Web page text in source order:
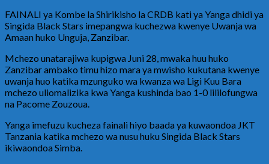
FAINALI ya Kombe la Shirikisho la CRDB kati ya Yanga dhidi ya
Singida Black Stars imepangwa kuchezwa kwenye Uwanja wa
Amaan huko Unguja, Zanzibar.
Mchezo unatarajiwa kupigwa Juni 28, mwaka huu huko
Zanzibar ambako timu hizo mara ya mwisho kukutana kwenye
uwanja huo katika mzunguko wa kwanza wa Ligi Kuu Bara
mchezo uliomalizika kwa Yanga kushinda bao 1-0 lililofungwa
na Pacome Zouzoua.
Yanga imefuzu kucheza fainali hiyo baada ya kuwaondoa JKT
Tanzania katika mchezo wa nusu huku Singida Black Stars
ikiwaondoa Simba.